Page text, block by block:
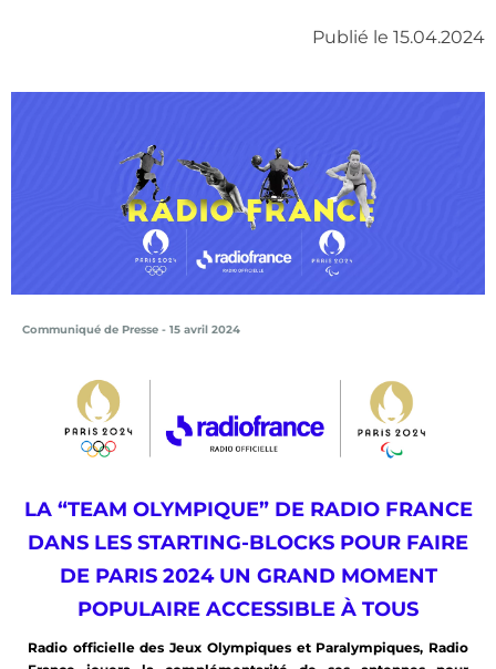
Publié le 15.04.2024
Communiqué de Presse - 15 avril 2024
LA “TEAM OLYMPIQUE” DE RADIO FRANCE
DANS LES STARTING-BLOCKS POUR FAIRE
DE PARIS 2024 UN GRAND MOMENT
POPULAIRE ACCESSIBLE À TOUS
Radio officielle des Jeux Olympiques et Paralympiques, Radio